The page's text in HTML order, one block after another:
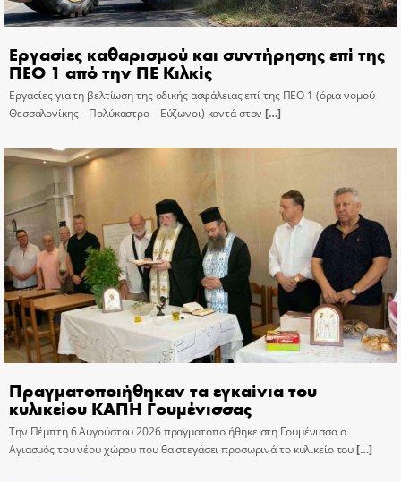
Εργασίες καθαρισμού και συντήρησης επί της
ΠΕΟ 1 από την ΠΕ Κιλκίς
Εργασίες για τη βελτίωση της οδικής ασφάλειας επί της ΠΕΟ 1 (όρια νομού
Θεσσαλονίκης – Πολύκαστρο – Εύζωνοι) κοντά στον […]
Πραγματοποιήθηκαν τα εγκαίνια του
κυλικείου ΚΑΠΗ Γουμένισσας
Την Πέμπτη 6 Αυγούστου 2026 πραγματοποιήθηκε στη Γουμένισσα ο
Αγιασμός του νέου χώρου που θα στεγάσει προσωρινά το κυλικείο του[…]